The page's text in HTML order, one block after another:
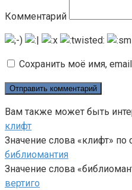
Комментарий
Сохранить моё имя,
Вам также может быть
клифт
Значение слова «клифт»
библиомантия
Значение слова
вертиго